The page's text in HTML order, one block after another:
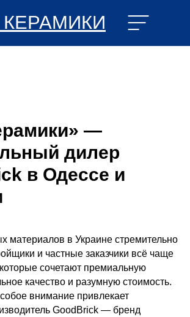
—
дилер
в Одессе и
материалов в Украине стремительно
и частные заказчики всё чаще
сочетают премиальную
качество и разумную стоимость.
внимание привлекает
GoodBrick — бренд